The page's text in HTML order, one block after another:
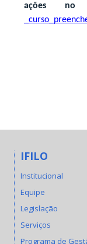
ações
IFILO
Institucional
Equipe
Legislação
Serviços
Programa de